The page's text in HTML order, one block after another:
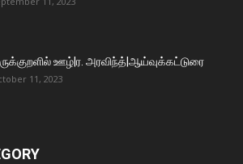
ஊழ்|ர. அரவிந்த்|ஆய்வுக்கட்டுரை
11, 2023